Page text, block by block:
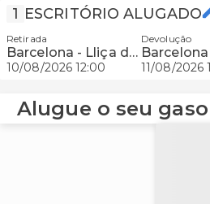
1 ESCRITÓRIO ALUGADO
Retirada
Barcelona - Lliça de Vall
10/08/2026 12:00
Devolução
11/08/2026
Alugue o seu